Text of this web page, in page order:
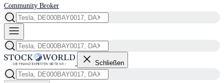
Community Broker
Schließen